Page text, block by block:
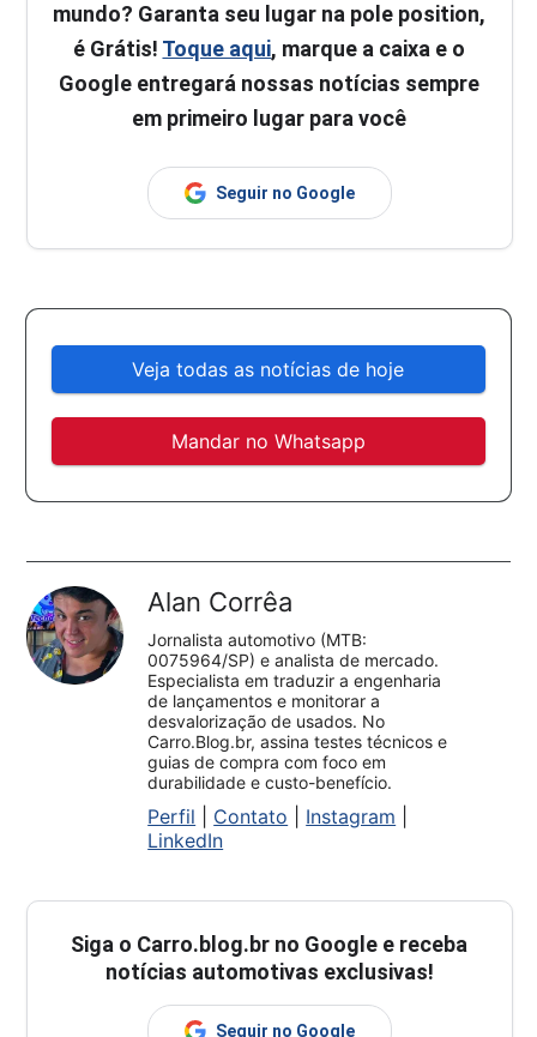
mundo? Garanta seu lugar na pole position,
é Grátis! Toque aqui, marque a caixa e o
Google entregará nossas notícias sempre
em primeiro lugar para você
Seguir no Google
Veja todas as notícias de hoje
Mandar no Whatsapp
Alan Corrêa
Jornalista automotivo (MTB:
0075964/SP) e analista de mercado.
Especialista em traduzir a engenharia
de lançamentos e monitorar a
desvalorização de usados. No
Carro.Blog.br, assina testes técnicos e
guias de compra com foco em
durabilidade e custo-benefício.
Perfil Contato Instagram
LinkedIn
Siga o Carro.blog.br no Google e receba
notícias automotivas exclusivas!
Seguir no Google